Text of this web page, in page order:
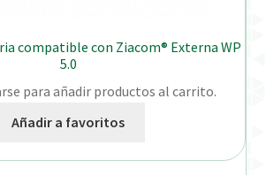
compatible con Ziacom® Externa WP
5.0
para añadir productos al carrito.
Añadir a favoritos